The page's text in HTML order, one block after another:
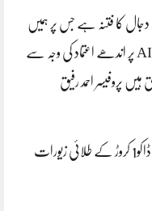
دجال کا فتنہ ہے جس پر ہمیں
فتح حاصل ہو گی،AI پر اندھے اعتماد کی وجہ سے
پروفیسر احمد رفیق
کلرسیداں ڈکیتی‘ڈاکو1 کروڑ کے طلائی زیورات